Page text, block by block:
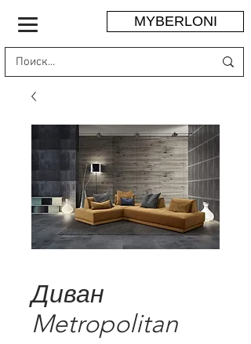
MYBERLONI
Диван
Metropolitan